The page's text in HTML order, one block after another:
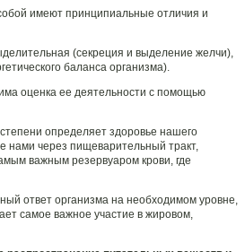
имеют принципиальные отличия и
(секреция и выделение желчи),
баланса организма).
оценка ее деятельности с помощью
определяет здоровье нашего
нами через пищеварительный тракт,
важным резервуаром крови, где
ответ организма на необходимом уровне,
самое важное участие в жировом,